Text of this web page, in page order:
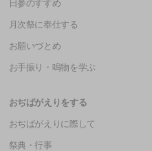
日参のすすめ
月次祭に奉仕する
お願いづとめ
お手振り・鳴物を学ぶ
おぢばがえりをする
おぢばがえりに際して
祭典・行事